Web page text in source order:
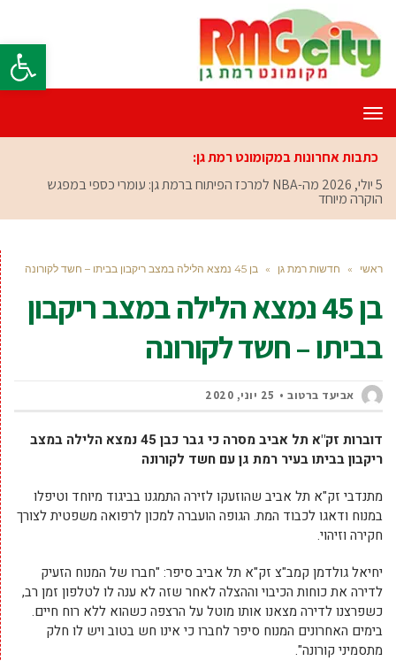
פתח
תפריט
כתבות אחרונות במקומונט רמת גן:
5 יולי, 2026
מה-NBA למרכז הפיתוח ברמת גן: עומרי כספי במפגש
הוקרה מיוחד
ראשי » חדשות רמת גן » בן 45 נמצא הלילה במצב ריקבון בביתו – חשד לקורונה
בן 45 נמצא הלילה במצב ריקבון
בביתו – חשד לקורונה
אביעד ברטוב 25 יוני, 2020
דוברות זק"א תל אביב מסרה כי גבר כבן 45 נמצא הלילה במצב
ריקבון בביתו בעיר רמת גן עם חשד לקורונה
מתנדבי זק"א תל אביב שהוזעקו לזירה התמגנו בביגוד מיוחד וטיפלו
במנוח ודאגו לכבוד המת. הגופה הועברה למכון לרפואה משפטית לצורך
חקירה וזיהוי.
יחיאל גולדמן קמב"צ זק"א תל אביב סיפר: "חברו של המנוח הזעיק
לדירה את כוחות הכיבוי וההצלה לאחר שזה לא ענה לו לטלפון זמן רב,
כשפרצנו לדירה מצאנו אותו מוטל על הרצפה כשהוא ללא רוח חיים.
בימים האחרונים המנוח סיפר לחברו כי אינו חש בטוב ויש לו חלק
מתסמיני קורונה".